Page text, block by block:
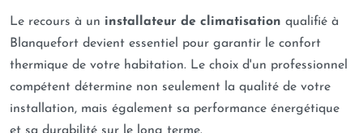
Le recours à un installateur de climatisation qualifié à
Blanquefort devient essentiel pour garantir le confort
thermique de votre habitation. Le choix d'un professionnel
compétent détermine non seulement la qualité de votre
installation, mais également sa performance énergétique